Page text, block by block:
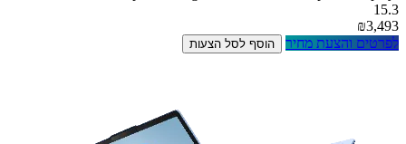
15.3
₪3,493
לפרטים והצעת מחיר
הוסף לסל הצעות